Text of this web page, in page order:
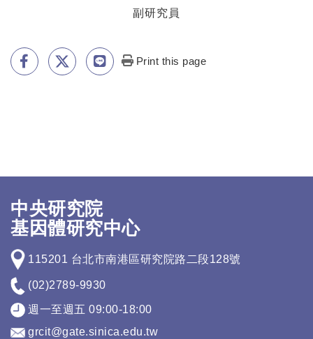
副研究員
Print this page
中央研究院
基因體研究中心
115201 台北市南港區研究院路二段128號
(02)2789-9930
週一至週五 09:00-18:00
grcit@gate.sinica.edu.tw